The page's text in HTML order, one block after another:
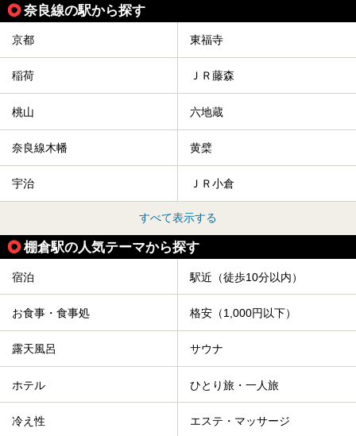
奈良線の駅から探す
京都 東福寺
稲荷 ＪＲ藤森
桃山 六地蔵
奈良線木幡 黄檗
宇治 ＪＲ小倉
すべて表示する
棚倉駅の人気テーマから探す
宿泊 駅近（徒歩10分以内）
お食事・食事処 格安（1,000円以下）
露天風呂 サウナ
ホテル ひとり旅・一人旅
冷え性 エステ・マッサージ